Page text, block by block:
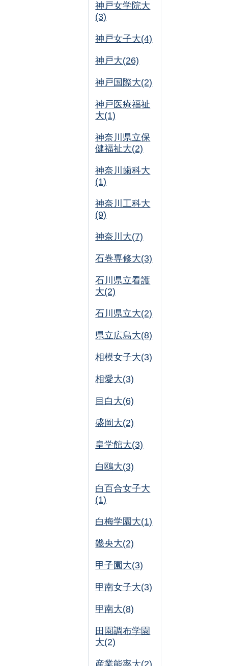
神戸女学院大
(3)
神戸女子大(4)
神戸大(26)
神戸国際大(2)
神戸医療福祉
大(1)
神奈川県立保
健福祉大(2)
神奈川歯科大
(1)
神奈川工科大
(9)
神奈川大(7)
石巻専修大(3)
石川県立看護
大(2)
石川県立大(2)
県立広島大(8)
相模女子大(3)
相愛大(3)
目白大(6)
盛岡大(2)
皇学館大(3)
白鴎大(3)
白百合女子大
(1)
白梅学園大(1)
畿央大(2)
甲子園大(3)
甲南女子大(3)
甲南大(8)
田園調布学園
大(2)
産業能率大(2)